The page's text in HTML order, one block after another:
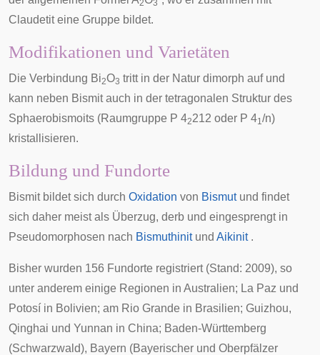
2 3
Claudetiteine Gruppe bildet.
Modifikationen und Varietäten
Die Verbindung Bi2O3 tritt in der Natur dimorph auf und
kann neben Bismit auch in der tetragonalen Struktur des
Sphaerobismoits (Raumgruppe P 42212 oder P 41/n)
kristallisieren.
Bildung und Fundorte
Bismit bildet sich durch Oxidation von Bismutund findet
sich daher meist als Überzug, derb und eingesprengt in
Pseudomorphosen nach Bismuthinitund Aikinit.
Bisher wurden 156 Fundorte registriert (Stand: 2009), so
unter anderem einige Regionen in Australien; La Paz und
Potosí in Bolivien; am Rio Grande in Brasilien; Guizhou,
Qinghai und Yunnan in China; Baden-Württemberg
(Schwarzwald), Bayern (Bayerischer und Oberpfälzer